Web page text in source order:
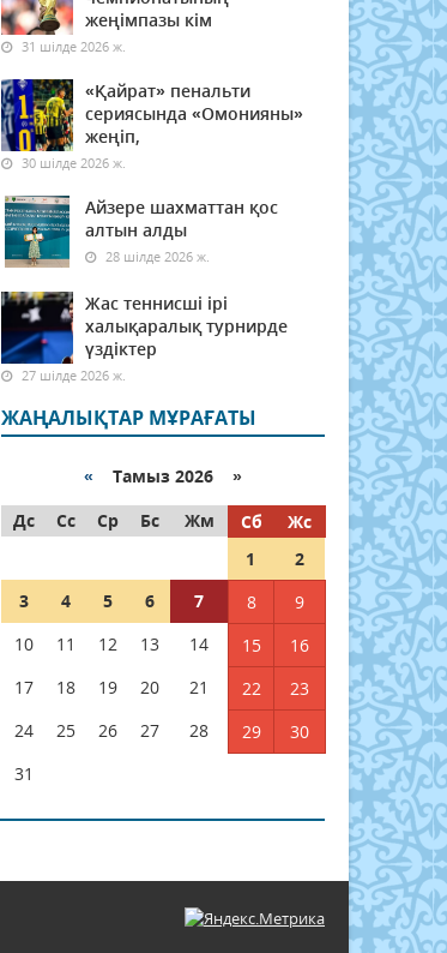
жеңімпазы кім
31 шілде 2026 ж.
«Қайрат» пенальти
сериясында «Омонияны»
жеңіп,
30 шілде 2026 ж.
Айзере шахматтан қос
алтын алды
28 шілде 2026 ж.
Жас теннисші ірі
халықаралық турнирде
үздіктер
27 шілде 2026 ж.
ЖАҢАЛЫҚТАР МҰРАҒАТЫ
« Тамыз 2026 »
Дс
Сс Ср Бс Жм Сб
Жс
1
2
3
4 5 6 7 8
9
10
11 12 13 14 15
16
17
18 19 20 21 22
23
24
25 26 27 28 29
30
31